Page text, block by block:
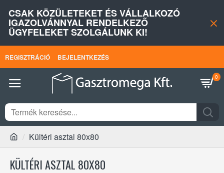
CSAK KÖZÜLETEKET ÉS VÁLLALKOZÓ
IGAZOLVÁNNYAL RENDELKEZŐ
ÜGYFELEKET SZOLGÁLUNK KI!
REGISZTRÁCIÓ BEJELENTKEZÉS
0
Kültéri asztal 80x80
KÜLTÉRI ASZTAL 80X80